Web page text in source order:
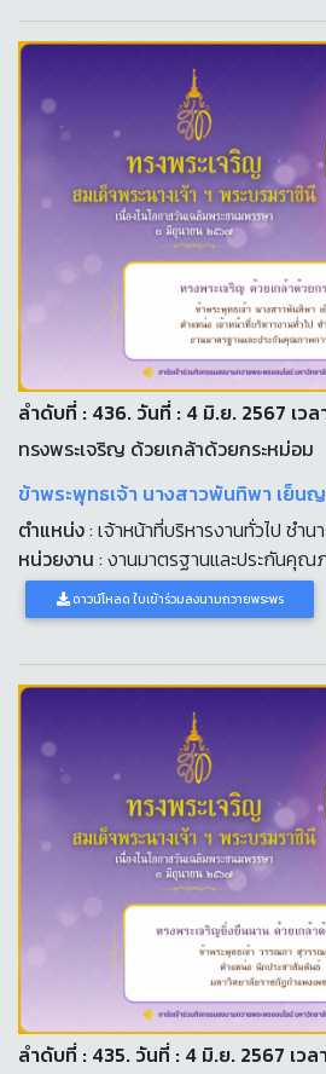
ลำดับที่ : 436. วันที่ : 4 มิ.ย. 2567 เว
ทรงพระเจริญ ด้วยเกล้าด้วยกระหม่อม
ข้าพระพุทธเจ้า นางสาวพันทิพา เย็น
ตำแหน่ง: เจ้าหน้าที่บริหารงานทั่วไป ชำ
หน่วยงาน : งานมาตรฐานและประกันคุ
ดาวน์โหลด ใบเข้าร่วมลงนามถวายพระพร
ลำดับที่ : 435. วันที่ : 4 มิ.ย. 2567 เวล